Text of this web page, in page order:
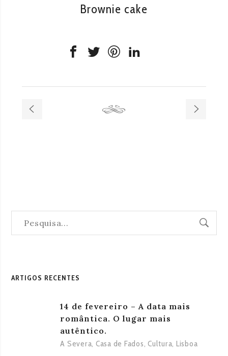
Brownie cake
ARTIGOS RECENTES
14 de fevereiro – A data mais
romântica. O lugar mais
autêntico.
A Severa, Casa de Fados,Cultura, Lisboa